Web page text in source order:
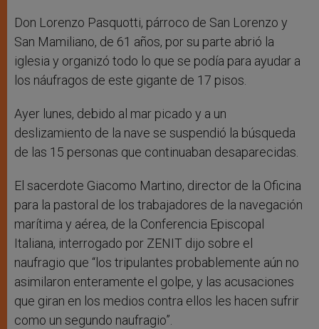
Don Lorenzo Pasquotti, párroco de San Lorenzo y
San Mamiliano, de 61 años, por su parte abrió la
iglesia y organizó todo lo que se podía para ayudar a
los náufragos de este gigante de 17 pisos.
Ayer lunes, debido al mar picado y a un
deslizamiento de la nave se suspendió la búsqueda
de las 15 personas que continuaban desaparecidas.
El sacerdote Giacomo Martino, director de la Oficina
para la pastoral de los trabajadores de la navegación
marítima y aérea, de la Conferencia Episcopal
Italiana, interrogado por ZENIT dijo sobre el
naufragio que “los tripulantes probablemente aún no
asimilaron enteramente el golpe, y las acusaciones
que giran en los medios contra ellos les hacen sufrir
como un segundo naufragio”.